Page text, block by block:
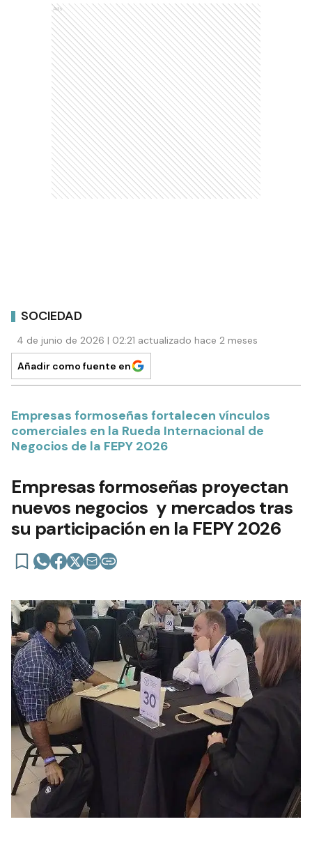
Ads
SOCIEDAD
4 de junio de 2026 | 02:21 actualizado hace 2 meses
Añadir como fuente en
Empresas formoseñas fortalecen vínculos
comerciales en la Rueda Internacional de
Negocios de la FEPY 2026
Empresas formoseñas proyectan
nuevos negocios y mercados tras
su participación en la FEPY 2026